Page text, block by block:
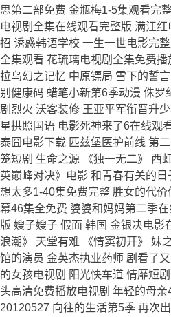
思第二部免费 金瓶梅1-5集观看完
电视剧全集在线观看完整版 满江
招 诱惑韩语学校 一生一世电影完
全集观看 花琉璃电视剧全集免费
拉乌幻之记忆 中原镖局 雪下的誓
别健康码 蜡笔小新第6季动漫 侏罗
剧烈火 沃客装修 王亚平军衔晋升
星拱照国语 电影死神来了6在线观
泰囧电影下载 匹兹堡医护前线 第
笼短剧 生命之源 《独一无二》 西
英巅峰对决》电影 和青春有关的
想太多1-40集免费完整 胜女的代
幕46集全免费 婆婆和妈妈第二季
版 嫂子嫂子 假面 韩国 金银决电影
浪潮》 天堂有难 《情窦初开》 妹
馆的演员 金英杰执业药师 剧看了
的女孩电视剧 阳光快车道 情靡短
头高清免费播放电视剧 年轻的母
20120527 向往的生活第5季 再次